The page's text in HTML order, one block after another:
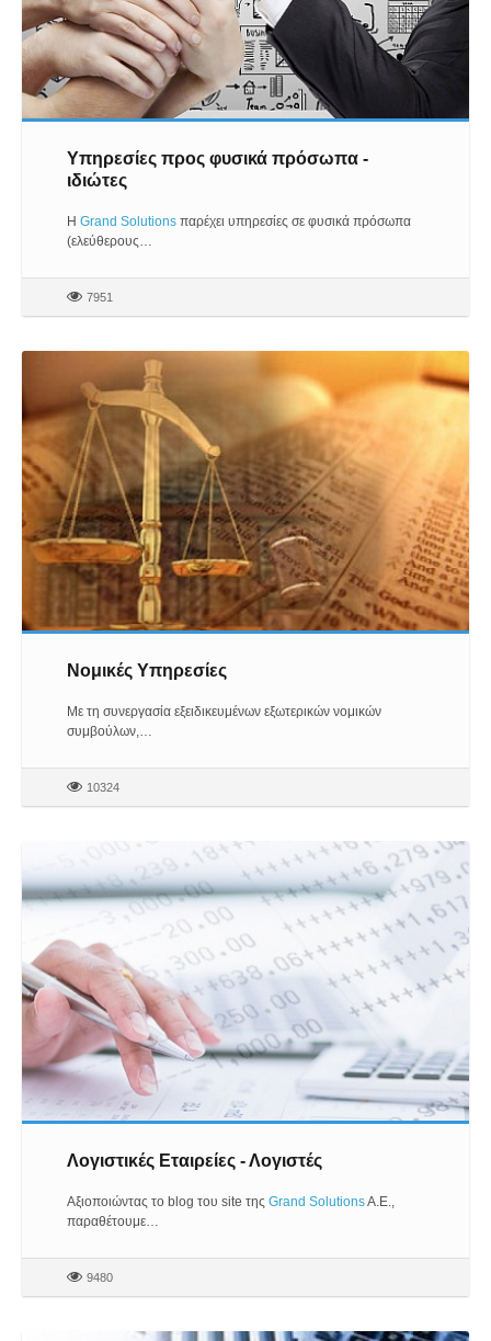
Υπηρεσίες προς φυσικά πρόσωπα -
ιδιώτες
Η Grand Solutionsπαρέχει υπηρεσίες σε φυσικά πρόσωπα
(ελεύθερους…
7951
Νομικές Υπηρεσίες
Με τη συνεργασία εξειδικευμένων εξωτερικών νομικών
συμβούλων,…
10324
Λογιστικές Εταιρείες - Λογιστές
Αξιοποιώντας το blog του site της Grand SolutionsA.E.,
παραθέτουμε…
9480